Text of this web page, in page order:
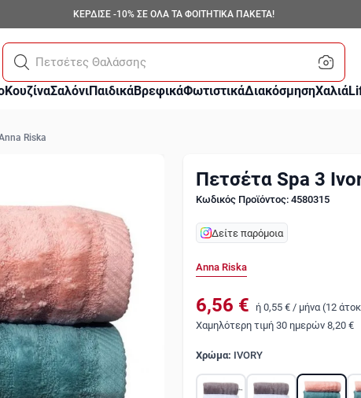
ΚΕΡΔΙΣΕ -10% ΣΕ ΟΛΑ ΤΑ ΦΟΙΤΗΤΙΚΑ ΠΑΚΕΤΑ!
Πετσέτες Θαλάσσης
ΚουζίναΣαλόνιΠαιδικάΒρεφικάΦωτιστικάΔιακόσμησηΧαλιά
Riska
Πετσέτα Spa 3
Κωδικός Προϊόντος: 4580315
Δείτε παρόμοια
Anna Riska
6,56 € ή 0,55 € / μήνα (12
Χαμηλότερη τιμή 30 ημερών 8,20 €
Χρώμα: IVORY